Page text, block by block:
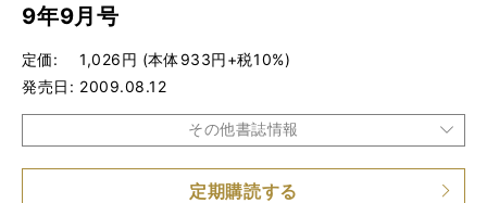
9年9月号
定価
1,026円 (本体933円+税10%)
発売日
2009.08.12
その他書誌情報
定期購読する